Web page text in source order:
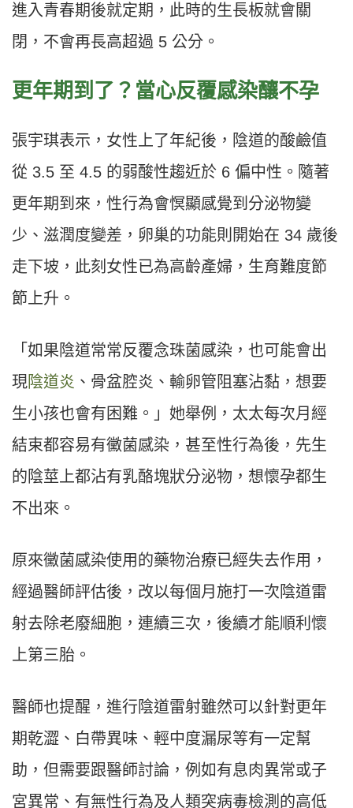
進入青春期後就定期，此時的生長板就會關
閉，不會再長高超過 5 公分。
更年期到了？當心反覆感染釀不孕
張宇琪表示，女性上了年紀後，陰道的酸鹼值
從 3.5 至 4.5 的弱酸性趨近於 6 偏中性。隨著
更年期到來，性行為會慏顯感覺到分泌物變
少、滋潤度變差，卵巢的功能則開始在 34 歲後
走下坡，此刻女性已為高齡產婦，生育難度節
節上升。
「如果陰道常常反覆念珠菌感染，也可能會出
現陰道炎 、骨盆腔炎、輸卵管阻塞沾黏，想要
生小孩也會有困難。」她舉例，太太每次月經
結束都容易有黴菌感染，甚至性行為後，先生
的陰莖上都沾有乳酪塊狀分泌物，想懷孕都生
不出來。
原來黴菌感染使用的藥物治療已經失去作用，
經過醫師評估後，改以每個月施打一次陰道雷
射去除老廢細胞，連續三次，後續才能順利懷
上第三胎。
醫師也提醒，進行陰道雷射雖然可以針對更年
期乾澀、白帶異味、輕中度漏尿等有一定幫
助，但需要跟醫師討論，例如有息肉異常或子
宮異常、有無性行為及人類突病毒檢測的高低